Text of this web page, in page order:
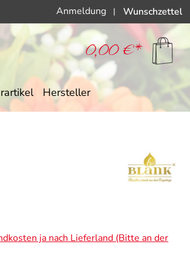
Anmeldung | Wunschzettel
0,00 €*
Hersteller
ja nach Lieferland (Bitte an der